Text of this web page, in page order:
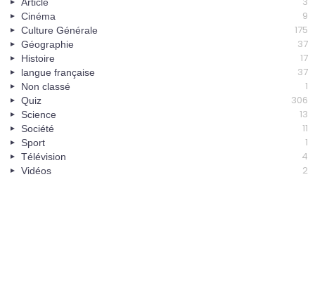
Cinéma 9
Culture Générale 175
Géographie 37
Histoire 17
langue française 37
Non classé 1
Quiz 306
Science 13
Société 11
Sport 1
Télévision 4
Vidéos 2